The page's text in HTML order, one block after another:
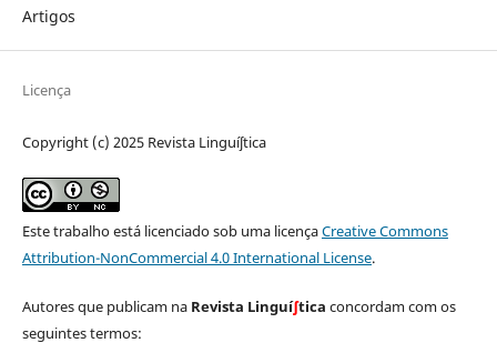
Artigos
Licença
Copyright (c) 2025 Revista Linguíʃtica
Este trabalho está licenciado sob uma licençaCreative Commons
Attribution-NonCommercial 4.0 International License.
Autores que publicam na Revista Linguí∫tica concordam com os
seguintes termos: